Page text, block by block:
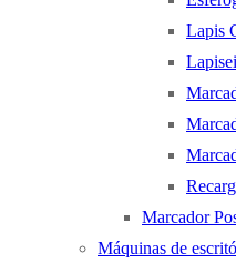
Lapis
Marcador
Máquinas de